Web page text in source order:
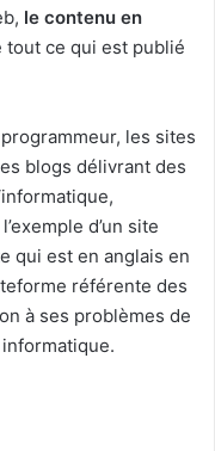
le contenu en
tout ce qui est publié
les sites
blogs délivrant des
d’un site
qui est en anglais en
référente des
à ses problèmes de